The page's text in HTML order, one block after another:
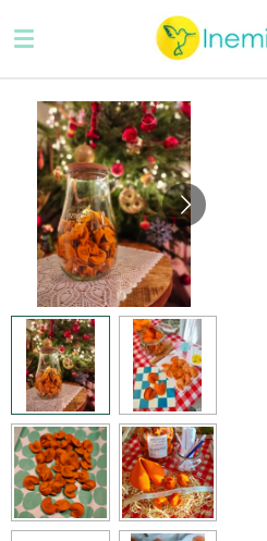
direct
hoofdinhoud